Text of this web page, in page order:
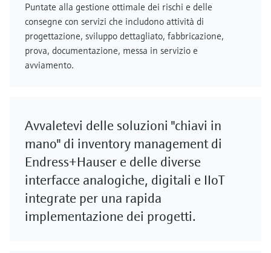
Puntate alla gestione ottimale dei rischi e delle
consegne con servizi che includono attività di
progettazione, sviluppo dettagliato, fabbricazione,
prova, documentazione, messa in servizio e
avviamento.
Avvaletevi delle soluzioni "chiavi in
mano" di inventory management di
Endress+Hauser e delle diverse
interfacce analogiche, digitali e IIoT
integrate per una rapida
implementazione dei progetti.